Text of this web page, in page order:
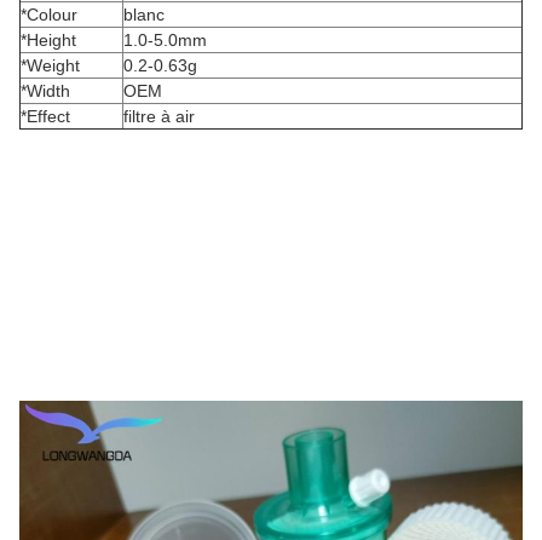
*Colour
blanc
*Height
1.0-5.0mm
*Weight
0.2-0.63g
*Width
OEM
*Effect
filtre à air